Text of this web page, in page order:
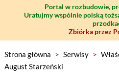
Portal w rozbudowie,
Uratujmy wspólnie polską
Zbiórka przez
Strona główna > Serwisy >
August Starzeński